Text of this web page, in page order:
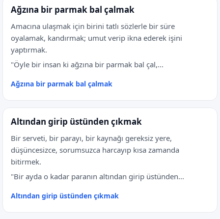
Ağzına bir parmak bal çalmak
Amacına ulaşmak için birini tatlı sözlerle bir süre
oyalamak, kandırmak; umut verip ikna ederek işini
yaptırmak.
"Öyle bir insan ki ağzına bir parmak bal çal,...
Ağzına bir parmak bal çalmak
Altından girip üstünden çıkmak
Bir serveti, bir parayı, bir kaynağı gereksiz yere,
düşüncesizce, sorumsuzca harcayıp kısa zamanda
bitirmek.
"Bir ayda o kadar paranın altından girip üstünden...
Altından girip üstünden çıkmak